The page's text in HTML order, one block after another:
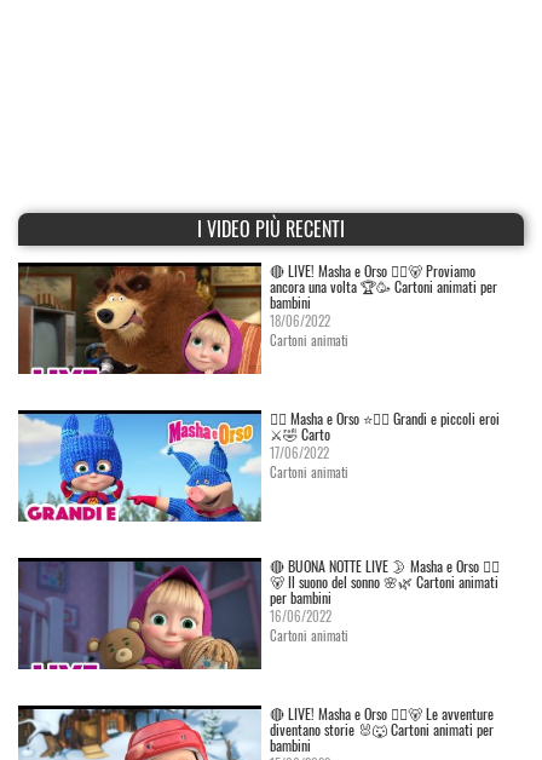
I VIDEO PIÙ RECENTI
🔴 LIVE! Masha e Orso 👱‍♀️🐻 Proviamo
ancora una volta 🏆🥳 Cartoni animati per
bambini
18/06/2022
Cartoni animati
👱‍♀️ Masha e Orso ⭐🦸‍♀️ Grandi e piccoli eroi
⚔️🤣 Carto
17/06/2022
Cartoni animati
🔴 BUONA NOTTE LIVE 🌛 Masha e Orso 👱‍♀️
🐻 Il suono del sonno 🌸🌿 Cartoni animati
per bambini
16/06/2022
Cartoni animati
🔴 LIVE! Masha e Orso 👱‍♀️🐻 Le avventure
diventano storie 🐰🐺 Cartoni animati per
bambini